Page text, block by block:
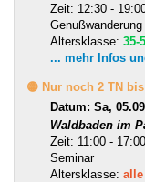
Zeit: 12:30 -
Altersklasse: 35-
... mehr Infos
🟡 Nur noch 2 TN
Datum: Sa,
Waldbaden im
Zeit: 11:00 -
Seminar
Altersklasse: alle